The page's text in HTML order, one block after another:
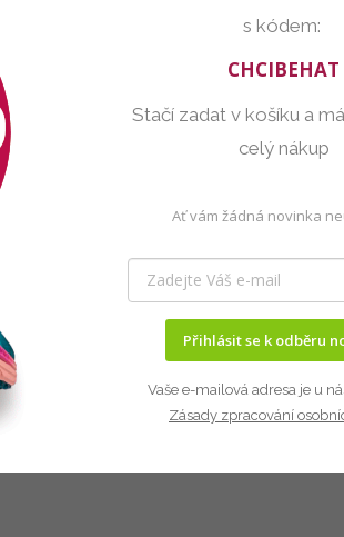
s kódem:
CHCIBEHAT
Stačí zadat v košíku a
celý nákup
Ať vám žádná novinka
Přihlásit se k odběru
Vaše e-mailová adresa je u
Zásady zpracování